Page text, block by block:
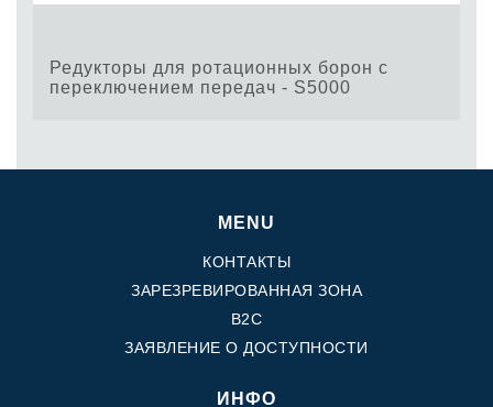
Редукторы для ротационных борон с
переключением передач - S5000
MENU
КОНТАКТЫ
ЗАРЕЗРЕВИРОВАННАЯ ЗОНА
B2C
ЗАЯВЛЕНИЕ О ДОСТУПНОСТИ
ИНФО